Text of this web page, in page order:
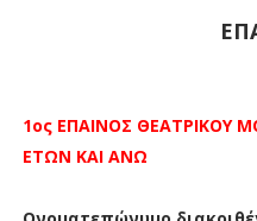
1ος ΕΠΑΙΝΟΣ ΘΕΑΤΡΙΚΟΥ
ΕΤΩΝ ΚΑΙ ΑΝΩ